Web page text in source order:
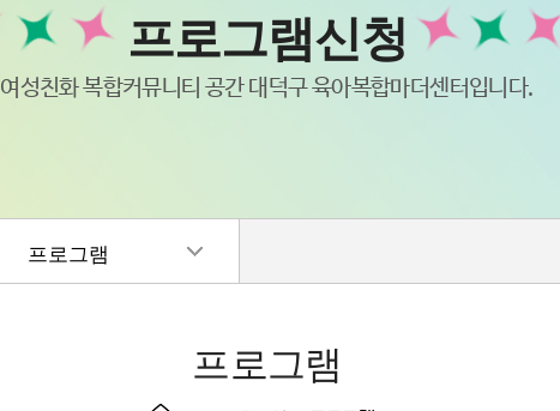
프로그램신청
여성친화 복합커뮤니티 공간 대덕구 육아복합마더센터입니다.
프로그램
프로그램